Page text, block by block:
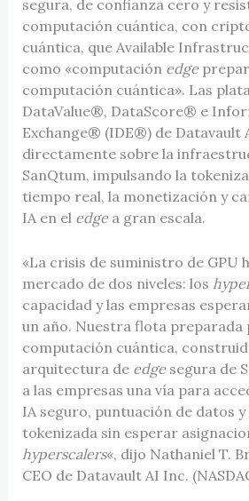
segura, de confianza cero y
computación cuántica, con
cuántica, que Available
como «computación edge
computación cuántica». Las
DataValue®, DataScore® e
Exchange® (IDE®) de Datavault
directamente sobre la
SanQtum, impulsando la
tiempo real, la monetización y
IA en el edgea gran escala.
«La crisis de suministro de GPU
mercado de dos niveles: los
capacidad y las empresas
un año. Nuestra flota preparada
computación cuántica,
arquitectura deedgesegura de
a las empresas una vía para
IA seguro, puntuación de datos
tokenizada sin esperar
hyperscalers«, dijo Nathaniel T.
CEO de Datavault AI Inc.